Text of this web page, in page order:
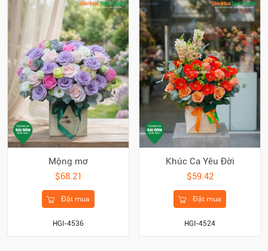
Mộng mơ
$68.21
Đặt mua
HGI-4536
Khúc Ca Yêu Đời
$59.42
Đặt mua
HGI-4524